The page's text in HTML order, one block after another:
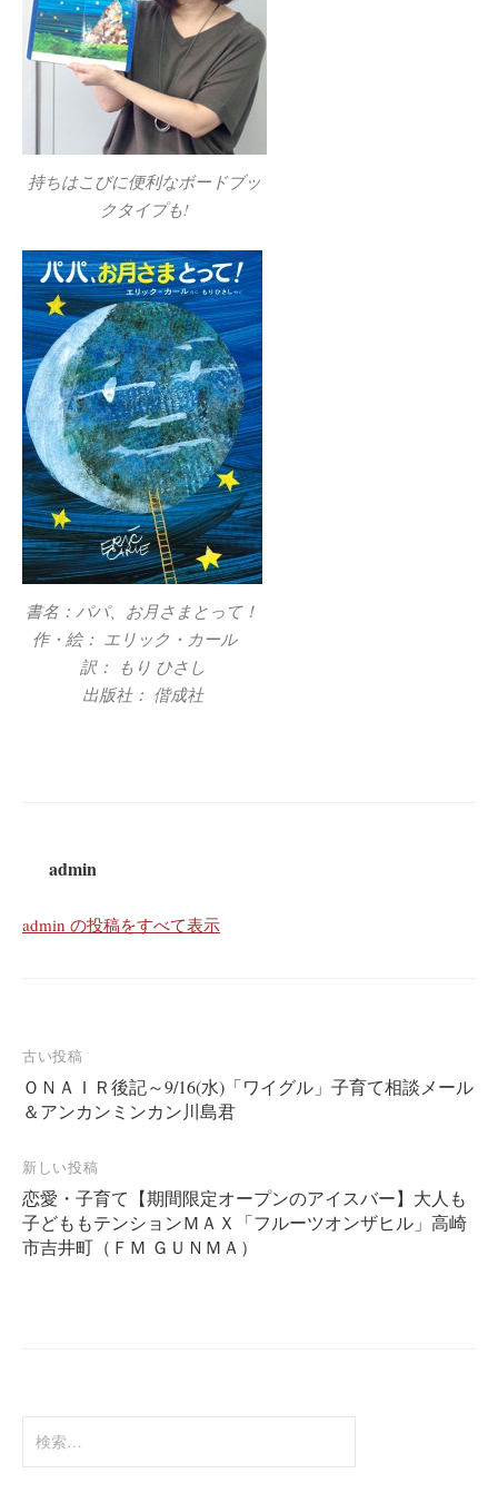
持ちはこびに便利なボードブッ
クタイプも!
書名：パパ、お月さまとって！
作・絵： エリック・カール
訳： もり ひさし
出版社： 偕成社
admin
admin の投稿をすべて表示
投
稿
ナ
ビ
ゲ
ー
シ
古い投稿
ＯＮＡＩＲ後記～9/16(水)「ワイグル」子育て相談メール
＆アンカンミンカン川島君
新しい投稿
恋愛・子育て【期間限定オープンのアイスバー】大人も
子どももテンションＭＡＸ「フルーツオンザヒル」高崎
市吉井町（ＦＭ ＧＵＮＭＡ）
索: